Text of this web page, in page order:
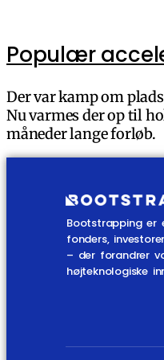
Populær
Der var kamp om
Nu varmes der op til
måneder lange forløb.
Bootstrapping
fonders,
– der forandrer
højteknologiske